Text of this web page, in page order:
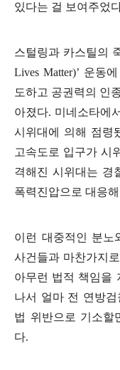
있다는 걸 보여주었
스털링과 카스틸의
Lives Matter)’ 운동
도하고 공권력의 인
아졌다. 미네소타에
시위대에 의해 점령
고속도로 입구가 시
격해진 시위대는 경
폭력진압으로 대응
이런 대중적인 분노
사건들과 마찬가지
아무런 법적 책임을
나서 얼마 전 연방
법 위반으로 기소할
다.